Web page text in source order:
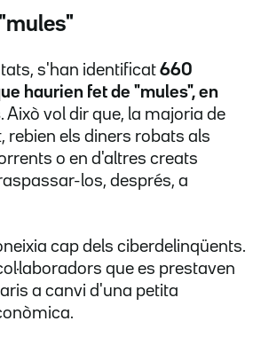
s'han identificat 660
haurien fet de "mules", en
. Això vol dir que, la majoria de
rebien els diners robats als
o en d'altres creats
los, després, a
cap dels ciberdelinqüents.
que es prestaven
a canvi d'una petita